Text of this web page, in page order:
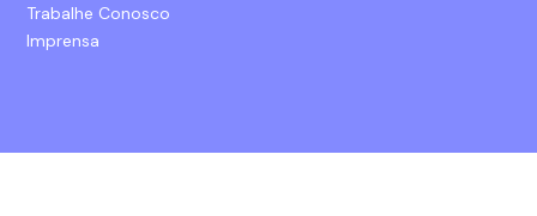
Trabalhe Conosco
Imprensa